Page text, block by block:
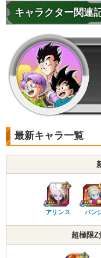
キャラクター関連
最新キャラ一覧
アリンス パン
超極限Z